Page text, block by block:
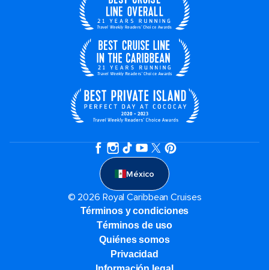
México
© 2026 Royal Caribbean Cruises
Términos y condiciones
Términos de uso
Quiénes somos
Privacidad